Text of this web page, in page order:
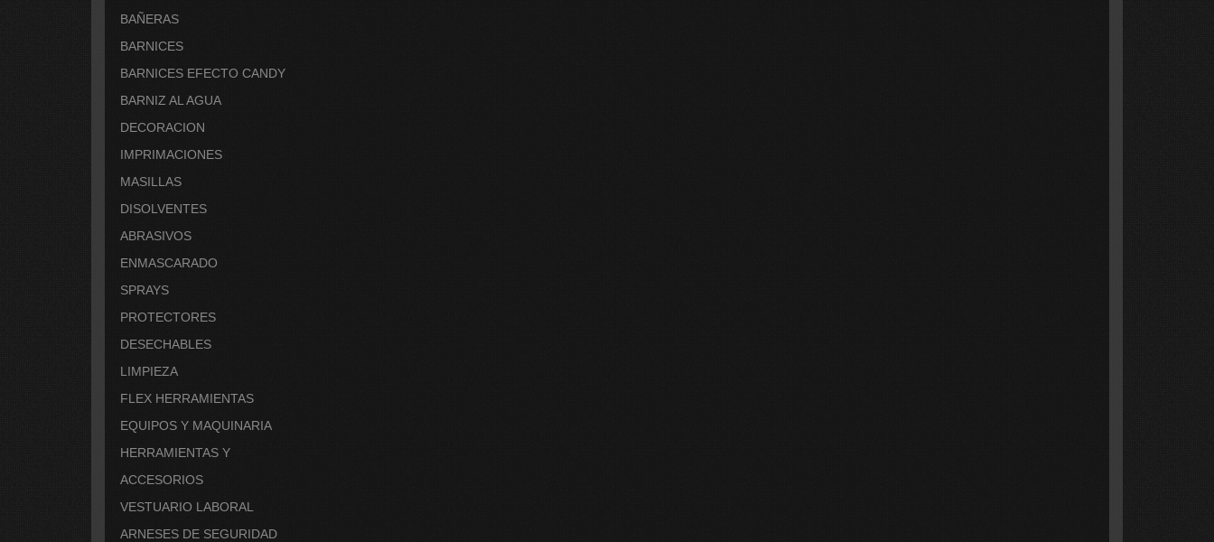
BAÑERAS
BARNICES
BARNICES EFECTO CANDY
BARNIZ AL AGUA
DECORACION
IMPRIMACIONES
MASILLAS
DISOLVENTES
ABRASIVOS
ENMASCARADO
SPRAYS
PROTECTORES
DESECHABLES
LIMPIEZA
FLEX HERRAMIENTAS
EQUIPOS Y MAQUINARIA
HERRAMIENTAS Y
ACCESORIOS
VESTUARIO LABORAL
ARNESES DE SEGURIDAD